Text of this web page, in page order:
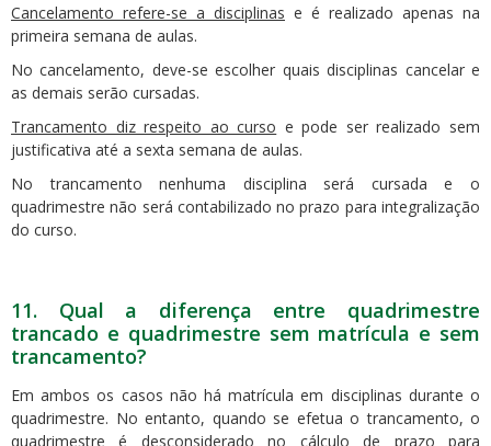
Cancelamento refere-se a disciplinas e é realizado apenas na
primeira semana de aulas.
No cancelamento, deve-se escolher quais disciplinas cancelar e
as demais serão cursadas.
Trancamento diz respeito ao curso e pode ser realizado sem
justificativa até a sexta semana de aulas.
No trancamento nenhuma disciplina será cursada e o
quadrimestre não será contabilizado no prazo para integralização
do curso.
11. Qual a diferença entre quadrimestre
trancado e quadrimestre sem matrícula e sem
trancamento?
Em ambos os casos não há matrícula em disciplinas durante o
quadrimestre. No entanto, quando se efetua o trancamento, o
quadrimestre é desconsiderado no cálculo de prazo para